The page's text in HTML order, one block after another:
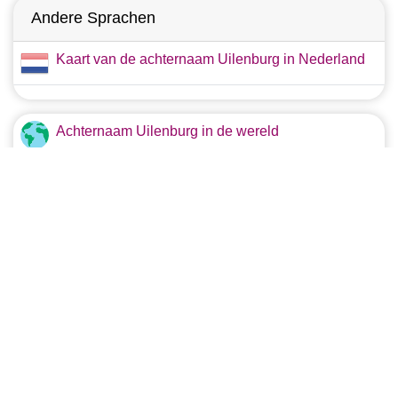
Andere Sprachen
Kaart van de achternaam Uilenburg in Nederland
Achternaam Uilenburg in de wereld